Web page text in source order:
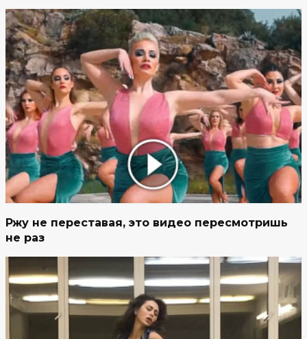
Ржу не переставая, это видео пересмотришь
не раз